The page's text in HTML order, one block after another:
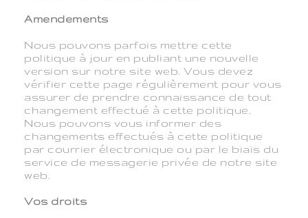
Amendements
Nous pouvons parfois mettre cette
politique à jour en publiant une nouvelle
version sur notre site web. Vous devez
vérifier cette page régulièrement pour vous
assurer de prendre connaissance de tout
changement effectué à cette politique.
Nous pouvons vous informer des
changements effectués à cette politique
par courrier électronique ou par le biais du
service de messagerie privée de notre site
web.
Vos droits